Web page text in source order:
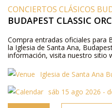
CONCIERTOS CLÁSICOS
BUDAPEST CLASSIC
Compra entradas oficiales para
la Iglesia de Santa Ana,
información, visita nuestro sitio
Iglesia de Santa Ana
sáb 15 ago 2026 -